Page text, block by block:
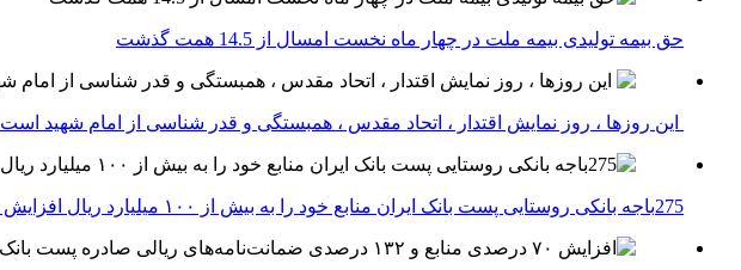
حق بیمه تولیدی بیمه ملت در چهار ماه نخست امسال از 14.5 همت گذشت
این روزها ، روز نمایش اقتدار ، اتحاد مقدس ، همبستگی و قدر شناسی از امام شهید است
275باجه بانکی روستایی پست بانک ایران منابع خود را به بیش از ۱۰۰ میلیارد ریال افزایش دادند